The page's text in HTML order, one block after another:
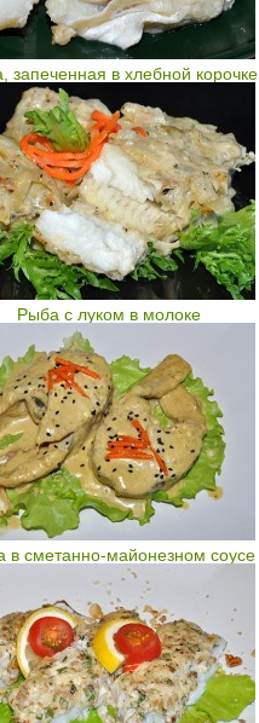
запеченная в хлебной корочке
Рыба с луком в молоке
в сметанно-майонезном соусе